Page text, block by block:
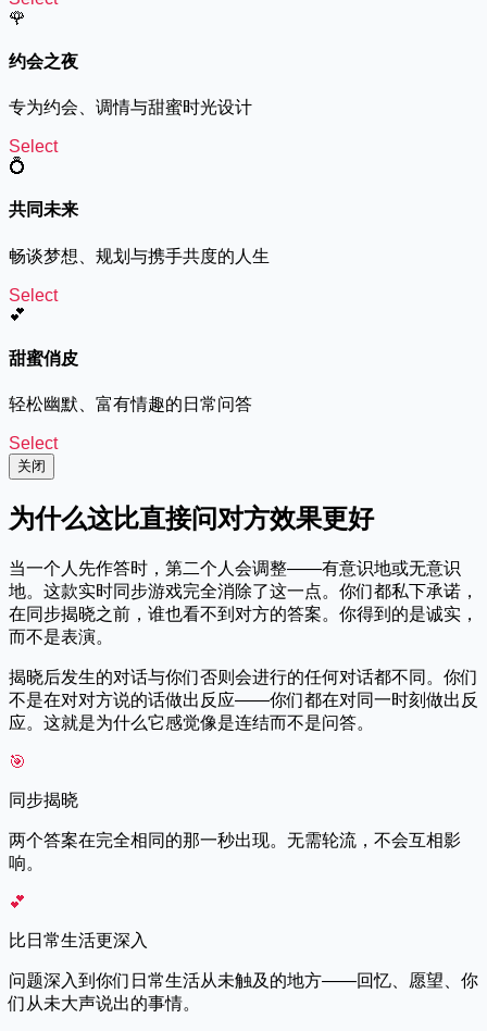
🌹
约会之夜
专为约会、调情与甜蜜时光设计
Select
💍
共同未来
畅谈梦想、规划与携手共度的人生
Select
💕
甜蜜俏皮
轻松幽默、富有情趣的日常问答
Select
关闭
为什么这比直接问对方效果更好
当一个人先作答时，第二个人会调整——有意识地或无意识
地。这款实时同步游戏完全消除了这一点。你们都私下承诺，
在同步揭晓之前，谁也看不到对方的答案。你得到的是诚实，
而不是表演。
揭晓后发生的对话与你们否则会进行的任何对话都不同。你们
不是在对对方说的话做出反应——你们都在对同一时刻做出反
应。这就是为什么它感觉像是连结而不是问答。
🎯
同步揭晓
两个答案在完全相同的那一秒出现。无需轮流，不会互相影
响。
💕
比日常生活更深入
问题深入到你们日常生活从未触及的地方——回忆、愿望、你
们从未大声说出的事情。